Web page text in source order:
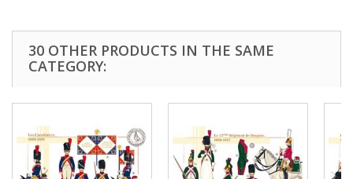
30 OTHER PRODUCTS IN THE SAME
CATEGORY: